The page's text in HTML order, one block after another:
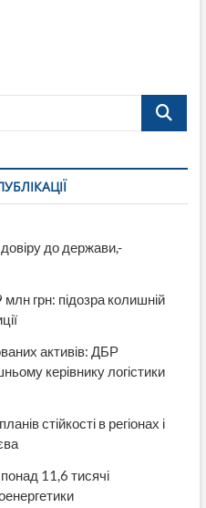
Поиск…
до держави,-
грн: підозра колишній
активів: ДБР
керівнику логістики
стійкості в регіонах і
11,6 тисячі